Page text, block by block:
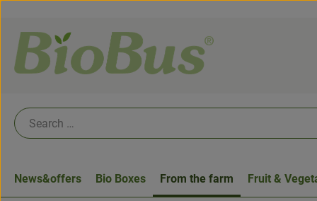
News&offers Bio Boxes From the farm Fruit &